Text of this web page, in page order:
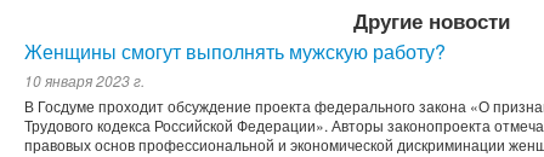
Другие новости
Женщины смогут выполнять мужскую работу?
10 января 2023 г.
В Госдуме проходит обсуждение проекта федерального закона «О
Трудового кодекса Российской Федерации». Авторы законопроекта
правовых основ профессиональной и экономической дискриминации